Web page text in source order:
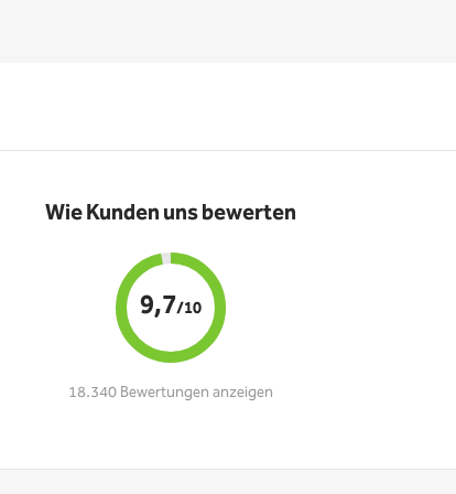
Wie Kunden uns bewerten
9,7/10
18.340 Bewertungen anzeigen